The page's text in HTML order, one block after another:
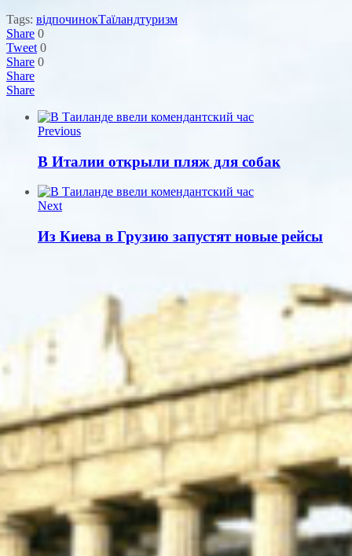
Tags: відпочинокТаїландтуризм
Share 0
Tweet 0
Share 0
Share
Share
Previous
В Италии открыли пляж для собак
Next
Из Киева в Грузию запустят новые рейсы